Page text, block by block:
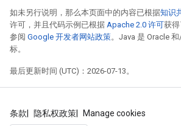
如未另行说明，那么本页面中的内容已根据知识
许可，并且代码示例已根据 Apache 2.0 许可获
参阅 Google 开发者网站政策。Java 是 Oracle
标。
最后更新时间 (UTC)：2026-07-13。
条款 隐私权政策 Manage cookies